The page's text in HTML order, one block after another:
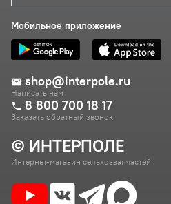
© ИНТЕРПОЛЕ
Интернет-магазин сельхоззапчастей
Мобильное приложение
shop@interpole.ru
Написать нам
8 800 700 18 17
Заказать обратный звонок